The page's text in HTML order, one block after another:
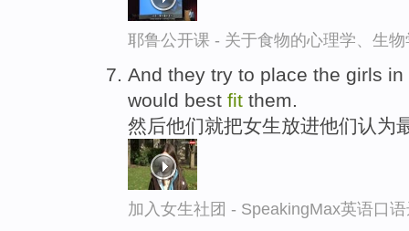
耶鲁公开课 - 关于食物的心理学、生
And they try to place the girls
would best fit them.
然后他们就把女生放进他们认为
加入女生社团 - SpeakingMax英语口